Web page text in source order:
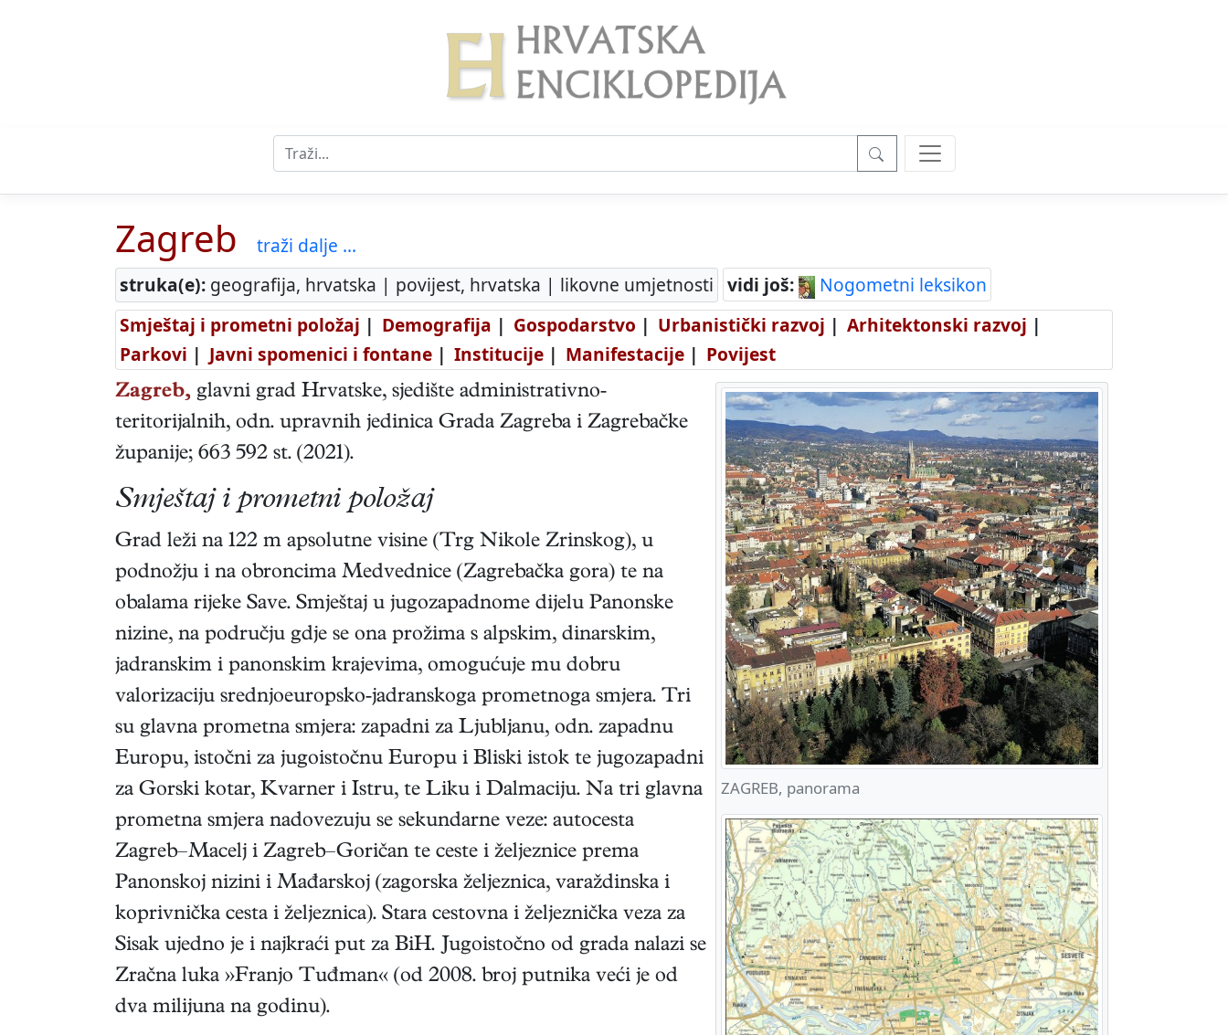
Zagreb
traži dalje ...
struka(e): geografija, hrvatska | povijest, hrvatska | likovne umjetnosti vidi još:
Nogometni leksikon
Smještaj i prometni položaj | Demografija | Gospodarstvo | Urbanistički razvoj | Arhitektonski razvoj |
Parkovi | Javni spomenici i fontane | Institucije | Manifestacije | Povijest
ZAGREB, panorama
Zagreb, glavni grad Hrvatske, sjedište administrativno-
teritorijalnih, odn. upravnih jedinica Grada Zagreba i Zagrebačke
županije; 663 592 st. (2021).
Smještaj i prometni položaj
Grad leži na 122 m apsolutne visine (Trg Nikole Zrinskog), u
podnožju i na obroncima Medvednice (Zagrebačka gora) te na
obalama rijeke Save. Smještaj u jugozapadnome dijelu Panonske
nizine, na području gdje se ona prožima s alpskim, dinarskim,
jadranskim i panonskim krajevima, omogućuje mu dobru
valorizaciju srednjoeuropsko-jadranskoga prometnoga smjera. Tri
su glavna prometna smjera: zapadni za Ljubljanu, odn. zapadnu
Europu, istočni za jugoistočnu Europu i Bliski istok te jugozapadni
za Gorski kotar, Kvarner i Istru, te Liku i Dalmaciju. Na tri glavna
prometna smjera nadovezuju se sekundarne veze: autocesta
Zagreb–Macelj i Zagreb–Goričan te ceste i željeznice prema
Panonskoj nizini i Mađarskoj (zagorska željeznica, varaždinska i
koprivnička cesta i željeznica). Stara cestovna i željeznička veza za
Sisak ujedno je i najkraći put za BiH. Jugoistočno od grada nalazi se
Zračna luka »Franjo Tuđman« (od 2008. broj putnika veći je od
dva milijuna na godinu).